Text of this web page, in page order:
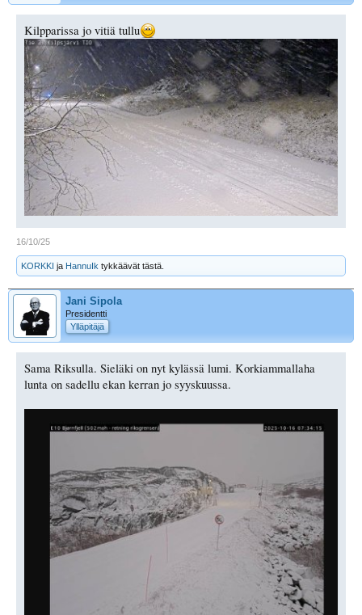
Kilpparissa jo vitiä tullu
16/10/25
KORKKI ja HannuIk tykkäävät tästä.
Jani Sipola
Presidentti
Ylläpitäjä
Sama Riksulla. Sieläki on nyt kylässä lumi. Korkiammallaha
lunta on sadellu ekan kerran jo syyskuussa.